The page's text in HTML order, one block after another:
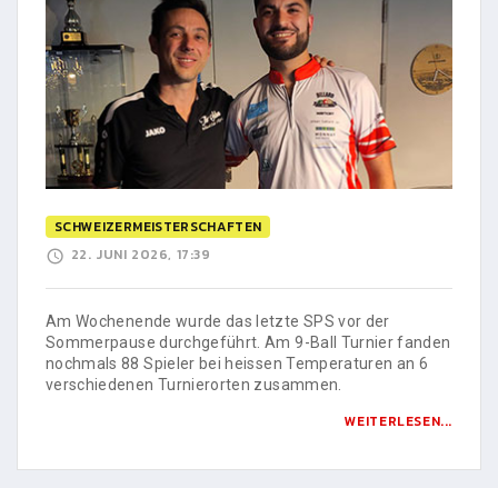
SCHWEIZERMEISTERSCHAFTEN
22. JUNI 2026, 17:39
Am Wochenende wurde das letzte SPS vor der
Sommerpause durchgeführt. Am 9-Ball Turnier fanden
nochmals 88 Spieler bei heissen Temperaturen an 6
verschiedenen Turnierorten zusammen.
WEITERLESEN...